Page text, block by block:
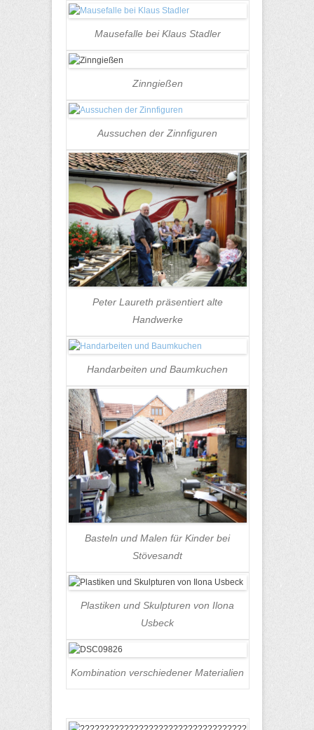
Mausefalle bei Klaus Stadler
Zinngießen
Aussuchen der Zinnfiguren
Peter Laureth präsentiert alte
Handwerke
Handarbeiten und Baumkuchen
Basteln und Malen für Kinder bei
Stövesandt
Plastiken und Skulpturen von Ilona
Usbeck
Kombination verschiedener Materialien